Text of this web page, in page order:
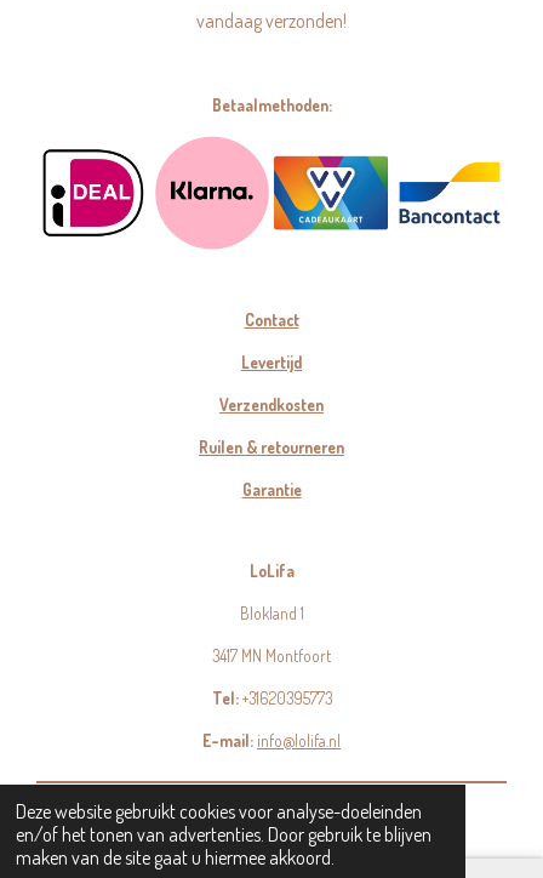
Deze website gebruikt cookies voor analyse-doeleinden
en/of het tonen van advertenties. Door gebruik te blijven
maken van de site gaat u hiermee akkoord.
vandaag verzonden!
Betaalmethoden:
Contact
Levertijd
Verzendkosten
Ruilen & retourneren
Garantie
LoLifa
Blokland 1
3417 MN Montfoort
Tel:+31620395773
E-mail:info@lolifa.nl
© 2023 - 2026 LoLifa